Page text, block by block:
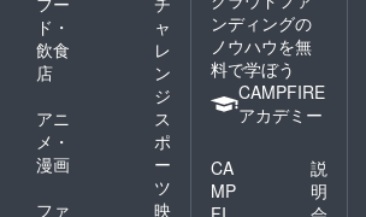
ド・
飲食
店
ャ
レ
ン
ジ
アニ
メ・
漫画
ス
ポ
ー
ツ
ファ
映
ンディングの
ノウハウを無
料で学ぼう
CAMPFIRE
アカデミー
CA
MP
説
明